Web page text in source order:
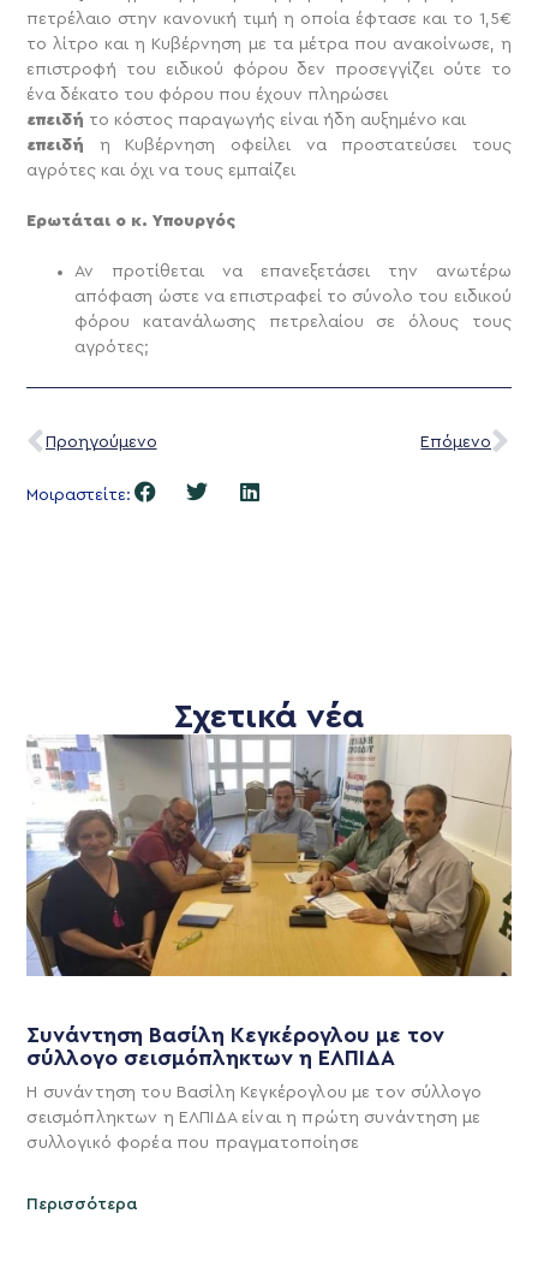
πετρέλαιο στην κανονική τιμή η οποία έφτασε και το 1,5€
το λίτρο και η Κυβέρνηση με τα μέτρα που ανακοίνωσε, η
επιστροφή του ειδικού φόρου δεν προσεγγίζει ούτε το
ένα δέκατο του φόρου που έχουν πληρώσει
επειδή το κόστος παραγωγής είναι ήδη αυξημένο και
επειδή η Κυβέρνηση οφείλει να προστατεύσει τους
αγρότες και όχι να τους εμπαίζει
Ερωτάται ο κ. Υπουργός
Αν προτίθεται να επανεξετάσει την ανωτέρω
απόφαση ώστε να επιστραφεί το σύνολο του ειδικού
φόρου κατανάλωσης πετρελαίου σε όλους τους
αγρότες;
Προηγούμενο Επόμενο
Μοιραστείτε:
Σχετικά νέα
Συνάντηση Βασίλη Κεγκέρογλου με τον
σύλλογο σεισμόπληκτων η ΕΛΠΙΔΑ
Η συνάντηση του Βασίλη Κεγκέρογλου με τον σύλλογο
σεισμόπληκτων η ΕΛΠΙΔΑ είναι η πρώτη συνάντηση με
συλλογικό φορέα που πραγματοποίησε
Περισσότερα